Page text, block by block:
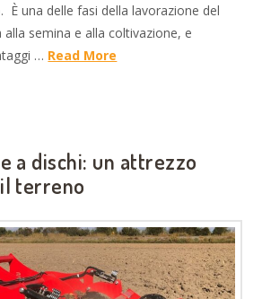
È una delle fasi della lavorazione del
semina e alla coltivazione, e
… Read More
a dischi: un attrezzo
terreno